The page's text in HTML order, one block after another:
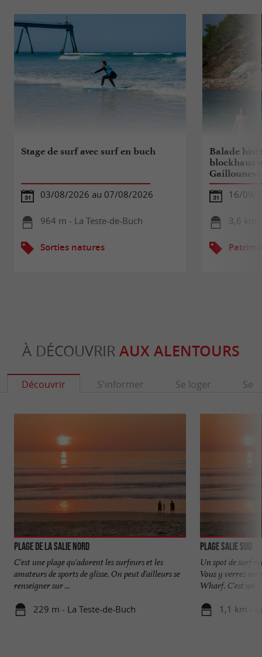
Stage de surf avec surf en buch
03/08/2026 au 07/08/2026
964 m - La Teste-de-Buch
Sorties natures
Balade
blockhaus
Gaillouneys
16/09/
3,6 km
À DÉCOUVRIR AUX ALENTOURS
Découvrir S'informer Se loger Se
Plage de la Salie Nord
C'est une plage qu'adorent les surfeurs et les
amateurs de sports de glisse. On peut d'ailleurs se
renseigner sur ...
229 m - La Teste-de-Buch
Plage Salie Sud
Un spot de surf
Vous y verrez un
Wharf. C'est un ...
1,1 km -